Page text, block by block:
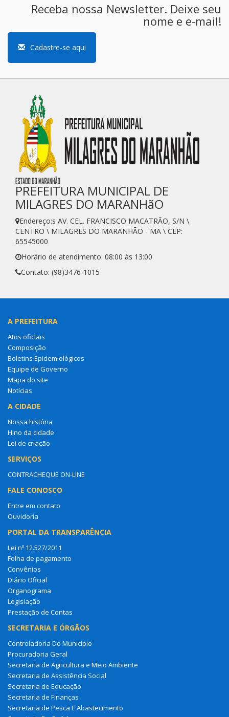
Receba nossa Newsletter. Deixe seu
nome e e-mail!
Cadastre-se aqui
PREFEITURA MUNICIPAL DE
MILAGRES DO MARANHãO
Endereço:s AV. CEL. FRANCISCO MACATRÃO, S/N \
CENTRO \ MILAGRES DO MARANHÃO - MA \ CEP:
65545000
Horário de atendimento: 08:00 às 13:00
Contato: (98)3476-1015
A PREFEITURA
Atos oficiais
Composição
Boletins Epidemiológicos
Equipe de Governo
Mapa do site
Notícias
A CIDADE
Nossa história
Hino da cidade
Lei de criação
SERVIÇOS
CONTRACHEQUE ON-LINE
FALE CONOSCO
Entre em contato
Ouvidoria
PORTAL DA TRANSPARÊNCIA
Lei nº 12.527/2011
Folha de pagamento
Convênios
Diário Oficial
Organograma
Legislação
Prestação de Contas
SECRETARIA E ÓRGÃOS
Controladoria Do Município
Procuradoria Geral
Secretaria de Agricultura e Meio Ambiente
Secretaria de Assistência Social
Secretaria de Educação
Secretaria de Finanças
Secretaria de Pesca E Abastecimento